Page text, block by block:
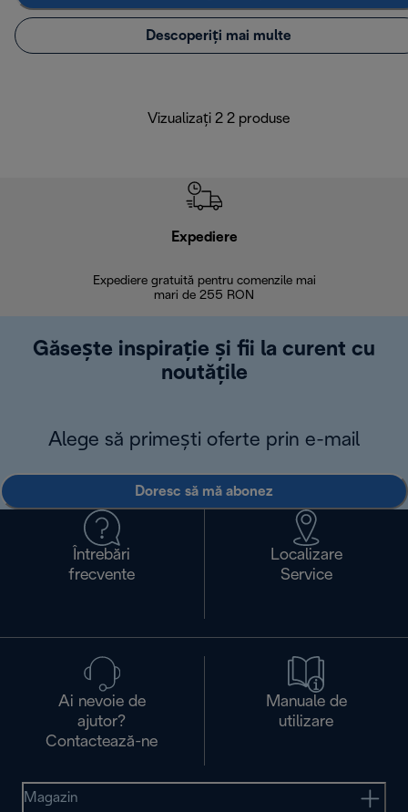
Descoperiți mai multe
Vizualizați 2 2 produse
Expediere
Expediere gratuită pentru comenzile mai
mari de 255 RON
Găsește inspirație și fii la curent cu
noutățile
Alege să primești oferte prin e-mail
Doresc să mă abonez
Întrebări
frecvente
Localizare
Service
Ai nevoie de
ajutor?
Contactează-ne
Manuale de
utilizare
Magazin